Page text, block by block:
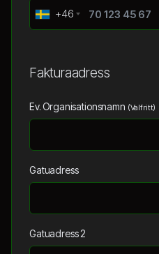
+46
Fakturaadress
Ev. Organisationsnamn (Valfritt)
Gatuadress
Gatuadress 2